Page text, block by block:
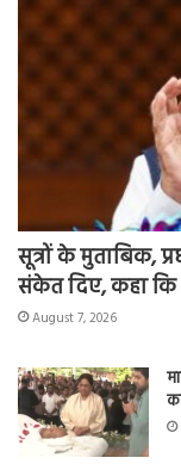
सूत्रों के मुताबिक,
संकेत दिए, कहा
August 7, 2026